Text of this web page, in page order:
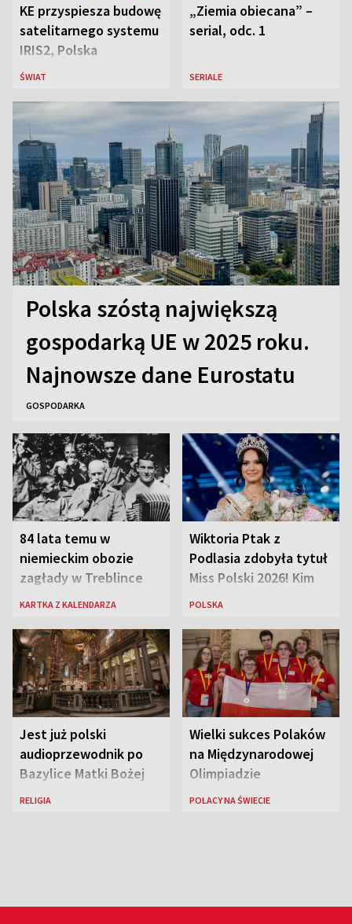
KE przyspiesza budowę
satelitarnego systemu
IRIS2, Polska
przeznaczy 656 mln
ŚWIAT
„Ziemia obiecana” –
serial, odc. 1
SERIALE
Polska szóstą największą
gospodarką UE w 2025 roku.
Najnowsze dane Eurostatu
GOSPODARKA
84 lata temu w
niemieckim obozie
zagłady w Treblince
zmarł Janusz Korczak
KARTKA Z KALENDARZA
Wiktoria Ptak z
Podlasia zdobyła tytuł
Miss Polski 2026! Kim
jest nowa królowa
POLSKA
Jest już polski
audioprzewodnik po
Bazylice Matki Bożej
Większej w Rzymie
RELIGIA
Wielki sukces Polaków
na Międzynarodowej
Olimpiadzie
Lingwistycznej
POLACY NA ŚWIECIE